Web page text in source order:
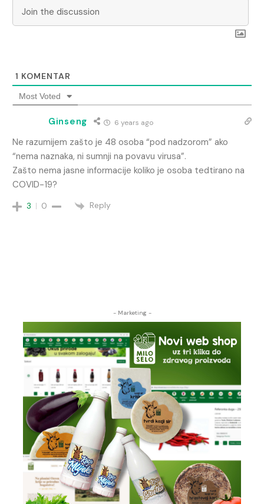
1 KOMENTAR
Most Voted
Ginseng 6 years ago
Ne razumijem zašto je 48 osoba “pod nadzorom” ako
“nema naznaka, ni sumnji na povavu virusa”.
Zašto nema jasne informacije koliko je osoba tedtirano na
COVID-19?
3 0 Reply
- Marketing -